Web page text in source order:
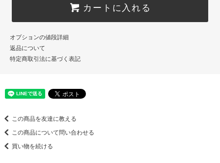
カートに入れる
オプションの値段詳細
返品について
特定商取引法に基づく表記
この商品を友達に教える
この商品について問い合わせる
買い物を続ける